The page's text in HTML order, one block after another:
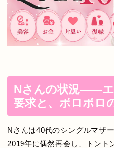
Nさんの状況——エ
要求と、ボロボロ
Nさんは40代のシングルマザ
2019年に偶然再会し、トント